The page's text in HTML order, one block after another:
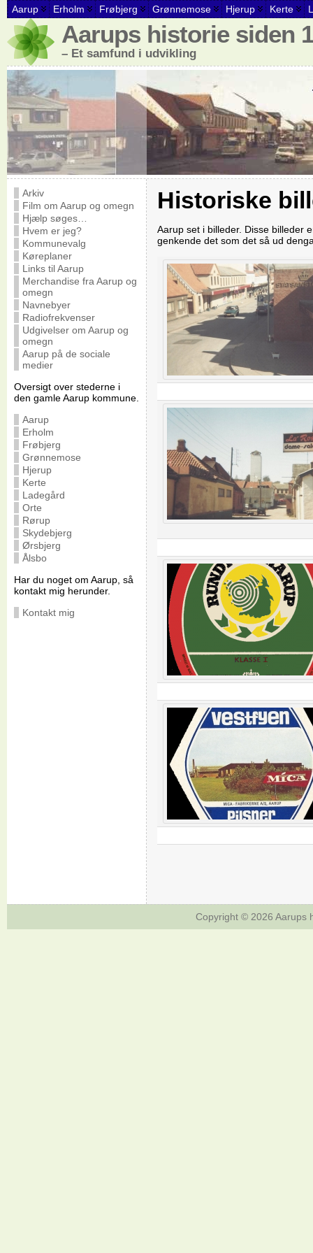
Aarup Erholm Frøbjerg Grønnemose Hjerup Kerte
Aarups historie siden
– Et samfund i udvikling
Arkiv
Film om Aarup og omegn
Hjælp søges…
Hvem er jeg?
Kommunevalg
Køreplaner
Links til Aarup
Merchandise fra Aarup og
omegn
Navnebyer
Radiofrekvenser
Udgivelser om Aarup og
omegn
Aarup på de sociale
medier
Oversigt over stederne i
den gamle Aarup kommune.
Aarup
Erholm
Frøbjerg
Grønnemose
Hjerup
Kerte
Ladegård
Orte
Rørup
Skydebjerg
Ørsbjerg
Ålsbo
Har du noget om Aarup, så
kontakt mig herunder.
Kontakt mig
Historiske
Aarup set i billeder. Disse billeder
genkende det som det så ud
Copyright © 2026Aarups